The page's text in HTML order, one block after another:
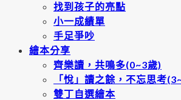
找到孩子的亮點
小一成績單
手足爭吵
繪本分享
齊樂讀，共鳴多(0~3歲)
「悅」讀之餘，不忘思考
雙丁自選繪本